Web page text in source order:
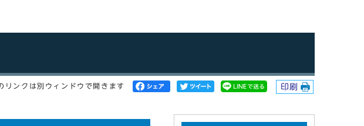
リンクは別ウィンドウで開きます 印刷